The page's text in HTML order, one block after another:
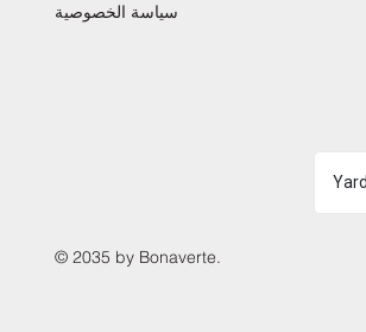
سياسة الخصوصية
© 2035 by Bonaverte.